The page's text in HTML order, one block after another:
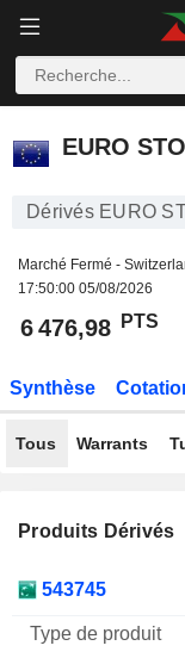
EURO STOXX 50
EURO
Dérivés EURO
Marché Fermé -
17:50:00 05/08/2026
6 476,98 PTS
Synthèse
Tous Warrants
Produits Dérivés
Mnemo Type
543745